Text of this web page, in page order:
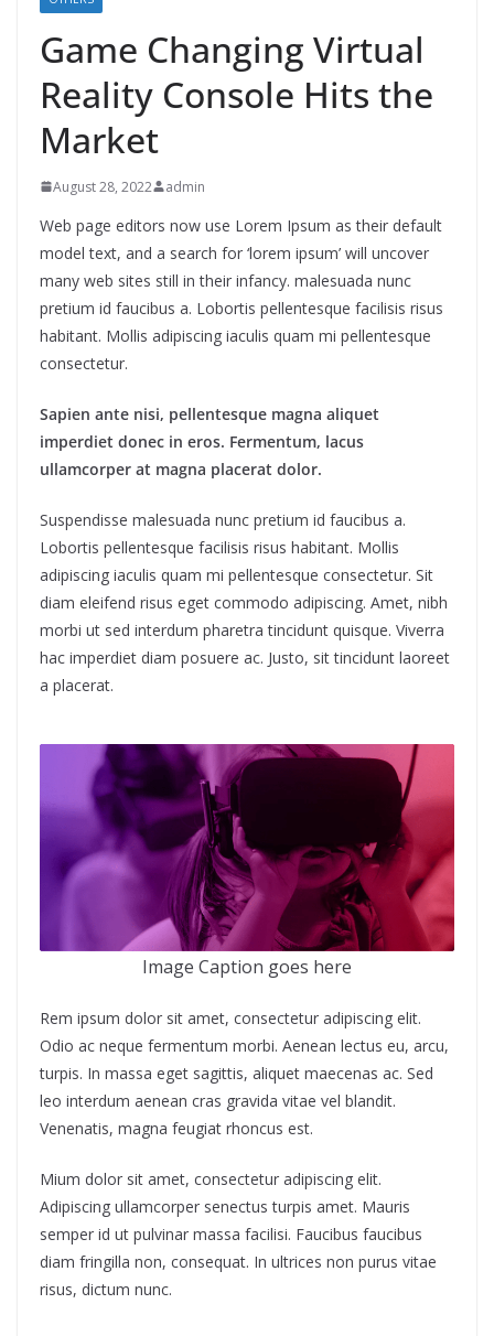
Game Changing Virtual
Reality Console Hits the
Market
August 28, 2022 admin
Web page editors now use Lorem Ipsum as their default
model text, and a search for ‘lorem ipsum’ will uncover
many web sites still in their infancy. malesuada nunc
pretium id faucibus a. Lobortis pellentesque facilisis risus
habitant. Mollis adipiscing iaculis quam mi pellentesque
consectetur.
Sapien ante nisi, pellentesque magna aliquet
imperdiet donec in eros. Fermentum, lacus
ullamcorper at magna placerat dolor.
Suspendisse malesuada nunc pretium id faucibus a.
Lobortis pellentesque facilisis risus habitant. Mollis
adipiscing iaculis quam mi pellentesque consectetur. Sit
diam eleifend risus eget commodo adipiscing. Amet, nibh
morbi ut sed interdum pharetra tincidunt quisque. Viverra
hac imperdiet diam posuere ac. Justo, sit tincidunt laoreet
a placerat.
Image Caption goes here
Rem ipsum dolor sit amet, consectetur adipiscing elit.
Odio ac neque fermentum morbi. Aenean lectus eu, arcu,
turpis. In massa eget sagittis, aliquet maecenas ac. Sed
leo interdum aenean cras gravida vitae vel blandit.
Venenatis, magna feugiat rhoncus est.
Mium dolor sit amet, consectetur adipiscing elit.
Adipiscing ullamcorper senectus turpis amet. Mauris
semper id ut pulvinar massa facilisi. Faucibus faucibus
diam fringilla non, consequat. In ultrices non purus vitae
risus, dictum nunc.